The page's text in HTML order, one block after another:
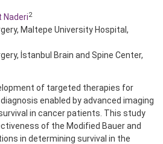
Naderi2
Maltepe University Hospital,
İstanbul Brain and Spine Center,
of targeted therapies for
enabled by advanced imaging
in cancer patients. This study
of the Modified Bauer and
in determining survival in the